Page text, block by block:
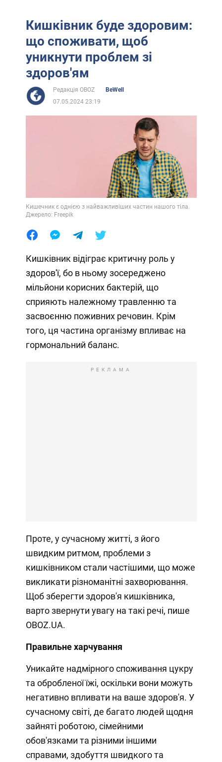
Кишківник буде здоровим:
що споживати, щоб
уникнути проблем зі
здоров'ям
Редакція OBOZ
BeWell
07.05.2024 23:19
Кишечник є однією з найважливіших частин нашого тіла.
Джерело: Freepik
Кишківник відіграє критичну роль у
здоров'ї, бо в ньому зосереджено
мільйони корисних бактерій, що
сприяють належному травленню та
засвоєнню поживних речовин. Крім
того, ця частина організму впливає на
гормональний баланс.
РЕКЛАМА
Проте, у сучасному житті, з його
швидким ритмом, проблеми з
кишківником стали частішими, що може
викликати різноманітні захворювання.
Щоб зберегти здоров'я кишківника,
варто звернути увагу на такі речі, пише
OBOZ.UA.
Правильне харчування
Уникайте надмірного споживання цукру
та обробленої їжі, оскільки вони можуть
негативно впливати на ваше здоров'я. У
сучасному світі, де багато людей щодня
зайняті роботою, сімейними
обов'язками та різними іншими
справами, здобуття швидкого та